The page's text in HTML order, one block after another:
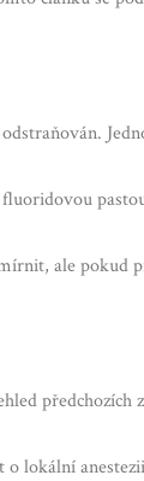
ale pokud
předchozích
o lokální